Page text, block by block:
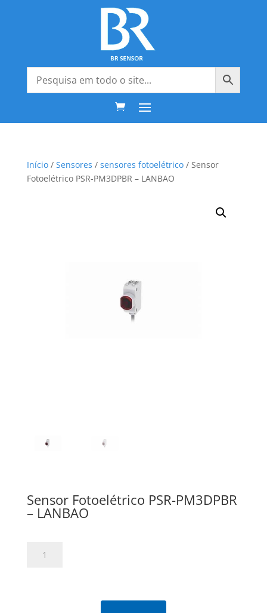
Início/ Sensores / sensores fotoelétrico/ Sensor
Fotoelétrico PSR-PM3DPBR – LANBAO
Sensor Fotoelétrico PSR-PM3DPBR
– LANBAO
Fotoelétrico